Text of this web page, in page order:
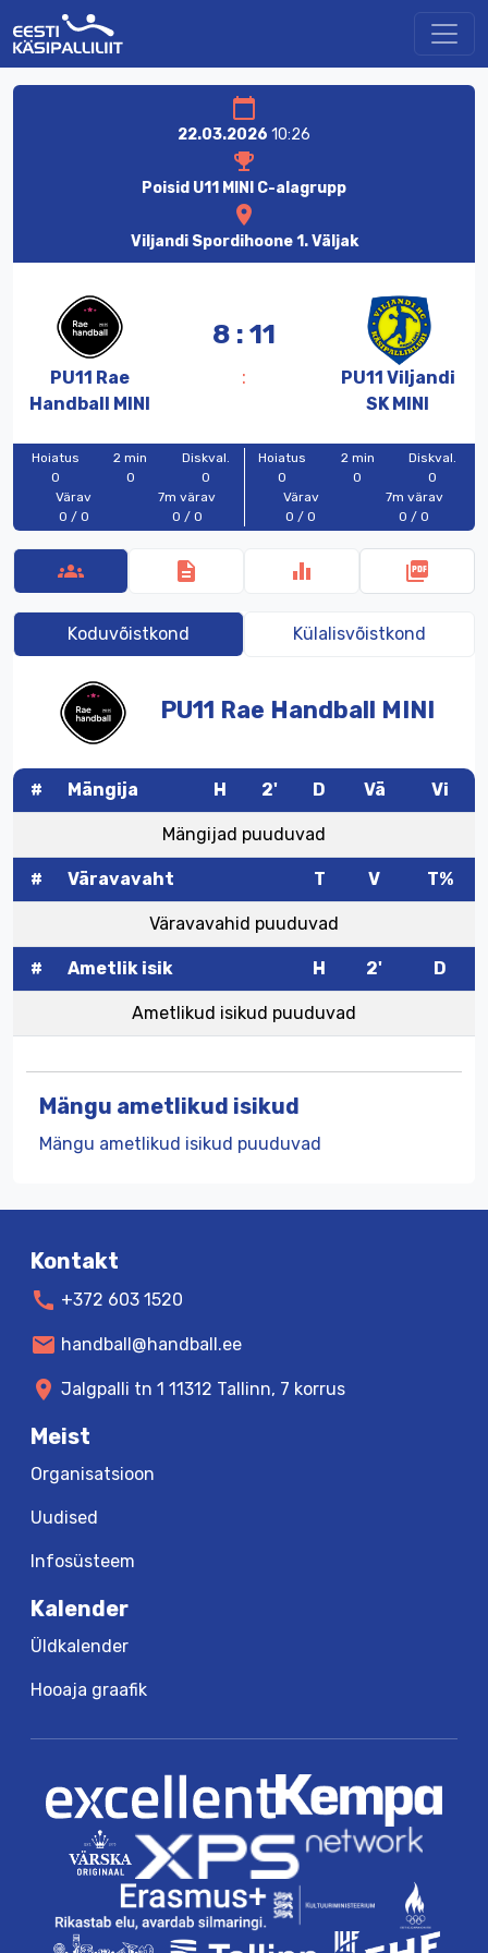
calendar_today
22.03.2026 10:26
emoji_events
Poisid U11 MINI C-alagrupp
location_on
Viljandi Spordihoone 1. Väljak
PU11 Rae
Handball MINI
8 : 11
: PU11 Viljandi
SK MINI
Hoiatus
0
2 min
0
Diskval.
0
Värav
0 / 0
7m värav
0 / 0
Hoiatus
0
2 min
0
Diskval.
0
Värav
0 / 0
7m värav
0 / 0
groups description equalizer picture_as_pdf
Koduvõistkond Külalisvõistkond
PU11 Rae Handball MINI
# Mängija H 2' D Vä Vi
Mängijad puuduvad
# Väravavaht T V T%
Väravavahid puuduvad
# Ametlik isik H 2' D
Ametlikud isikud puuduvad
Mängu ametlikud isikud
Mängu ametlikud isikud puuduvad
Kontakt
call +372 603 1520
mail handball@handball.ee
location_on Jalgpalli tn 1 11312 Tallinn, 7 korrus
Meist
Organisatsioon
Uudised
Infosüsteem
Kalender
Üldkalender
Hooaja graafik